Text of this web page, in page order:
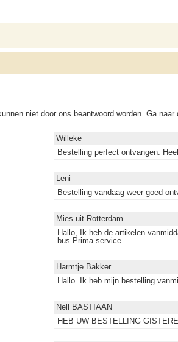
niet door ons beantwoord worden. Ga naar
Willeke
Bestelling perfect ontvangen.
Leni
Bestelling vandaag weer goed
Mies uit Rotterdam
Hallo, Ik heb de artikelen
bus.Prima service.
Harmtje Bakker
Hallo. Ik heb mijn bestelling
Nell BASTIAAN
HEB UW BESTELLING